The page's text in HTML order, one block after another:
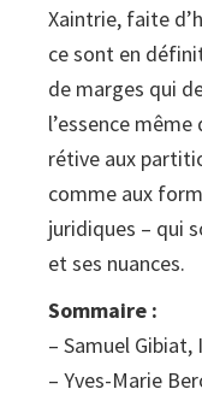
Xaintrie, faite
ce sont en
de marges qui
l’essence
rétive aux
comme aux
juridiques – qui
et ses nuances.
Sommaire :
– Samuel
– Yves-Marie